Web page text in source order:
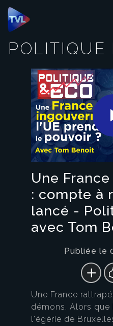
Panneau de gestion des
POLITIQUE
Une
: compte à
lancé -
avec Tom
Publiée le
Une France
démons. Alors que
l'égérie de